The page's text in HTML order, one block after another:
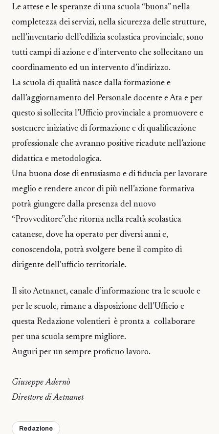
Le attese e le speranze di una scuola “buona” nella
completezza dei servizi, nella sicurezza delle strutture,
nell’inventario dell’edilizia scolastica provinciale, sono
tutti campi di azione e d’intervento che sollecitano un
coordinamento ed un intervento d’indirizzo.
La scuola di qualità nasce dalla formazione e
dall’aggiornamento del Personale docente e Ata e per
questo si sollecita l’Ufficio provinciale a promuovere e
sostenere iniziative di formazione e di qualificazione
professionale che avranno positive ricadute nell’azione
didattica e metodologica.
Una buona dose di entusiasmo e di fiducia per lavorare
meglio e rendere ancor di più nell’azione formativa
potrà giungere dalla presenza del nuovo
“Provveditore”che ritorna nella realtà scolastica
catanese, dove ha operato per diversi anni e,
conoscendola, potrà svolgere bene il compito di
dirigente dell’ufficio territoriale.
Il sito Aetnanet, canale d’informazione tra le scuole e
per le scuole, rimane a disposizione dell’Ufficio e
questa Redazione volentieri è pronta a collaborare
per una scuola sempre migliore.
Auguri per un sempre proficuo lavoro.
Giuseppe Adernò
Direttore di Aetnanet
Redazione